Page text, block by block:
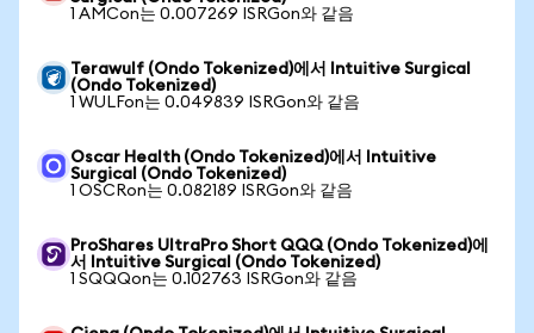
1 AMCon는 0.007269 ISRGon와 같음
Terawulf (Ondo Tokenized)에서 Intuitive Surgical
(Ondo Tokenized)
1 WULFon는 0.049839 ISRGon와 같음
Oscar Health (Ondo Tokenized)에서 Intuitive
Surgical (Ondo Tokenized)
1 OSCRon는 0.082189 ISRGon와 같음
ProShares UltraPro Short QQQ (Ondo Tokenized)에
서 Intuitive Surgical (Ondo Tokenized)
1 SQQQon는 0.102763 ISRGon와 같음